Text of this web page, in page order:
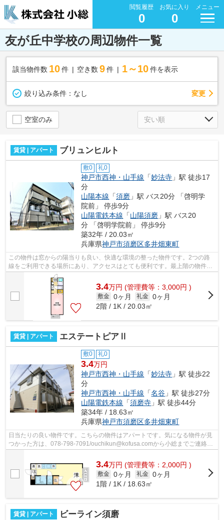
閲覧履歴
0
お気に入り
0
メニュー
友が丘中学校の周辺物件一覧
該当物件数 10件 空き数 9 件 1～10 件を表示
絞り込み条件： なし 変更
空室のみ
賃貸 | アパート ブリュンヒルト
敷0 礼0
神戸市西神・山手線 「妙法寺 」駅 徒歩17
分
山陽本線 「須磨 」駅 バス20分 「啓明学
院前」 停歩9分
山陽電鉄本線 「山陽須磨 」駅 バス20
分 「啓明学院前」 停歩9分
築32年 / 20.03㎡
兵庫県神戸市須磨区多井畑東町
この物件は窓からの陽当りも良い、快適な環境の整った物件です。2つの路
線をご利用できる場所にあり、アクセスはとても便利です。最上階の物件で
す。使い勝手の良いアパートでイチオシ...
3.4万円 (管理費等：3,000円 )
敷金 0ヶ月 礼金 0ヶ月
2階 / 1K / 20.03㎡
賃貸 | アパート エステートピアⅡ
敷0 礼0
3.4万円
神戸市西神・山手線 「妙法寺 」駅 徒歩22
分
神戸市西神・山手線 「名谷 」駅 徒歩27分
山陽電鉄本線 「須磨寺 」駅 徒歩44分
築34年 / 18.63㎡
兵庫県神戸市須磨区多井畑東町
日当たりの良い物件です。こちらの物件はアパートです。気になる物件が見
つかった方は、078-798-7091/ouchikun@kofusa.comから小総までご連絡く
3.4万円 (管理費等：2,000円 )
敷金 0ヶ月 礼金 0ヶ月
1階 / 1K / 18.63㎡
賃貸 | アパート ビーライン須磨